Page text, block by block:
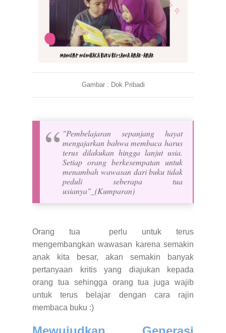
Gambar : Dok.Pribadi
"Pembelajaran sepanjang hayat
mengajarkan bahwa membaca harus
terus dilakukan hingga lanjut usia.
Setiap orang berkesempatan untuk
menambah wawasan dari buku tidak
peduli seberapa tua
usianya"_(Kumparan)
Orang tua perlu untuk terus
mengembangkan wawasan karena semakin
anak kita besar, akan semakin banyak
pertanyaan kritis yang diajukan kepada
orang tua sehingga orang tua juga wajib
untuk terus belajar dengan cara rajin
membaca buku :)